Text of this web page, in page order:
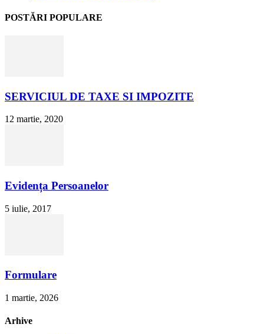
POSTĂRI POPULARE
SERVICIUL DE TAXE SI IMPOZITE
12 martie, 2020
Evidența Persoanelor
5 iulie, 2017
Formulare
1 martie, 2026
Arhive